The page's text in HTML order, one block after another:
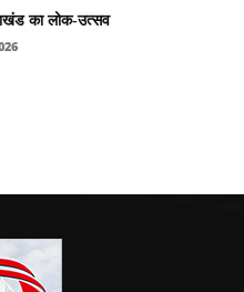
का लोक-उत्सव